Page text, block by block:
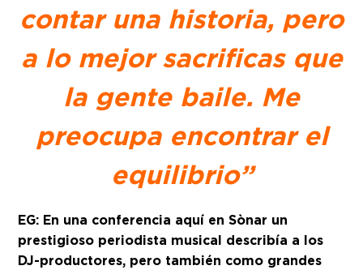
contar una historia, pero
a lo mejor sacrificas que
la gente baile. Me
preocupa encontrar el
equilibrio”
EG: En una conferencia aquí en Sònar un
prestigioso periodista musical describía a los
DJ-productores, pero también como grandes